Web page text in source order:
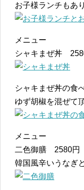
お子様ランチもあ
メニュー
シャキまぜ丼
シャキまぜ丼の食
ゆず胡椒を混ぜて
メニュー
二色御膳 2580円
韓国風辛いうなぎ